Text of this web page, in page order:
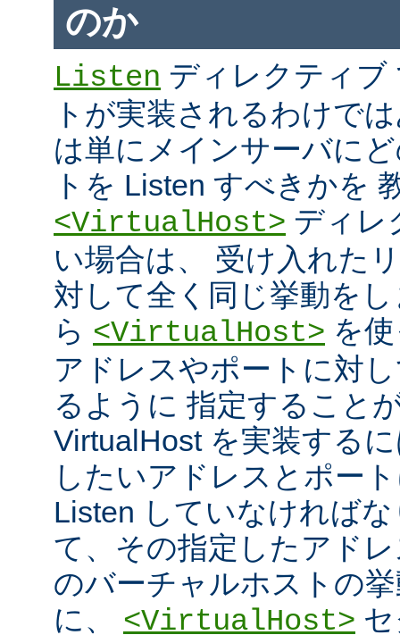
のか
Listen ディレクティブ
トが実装されるわけで
は単にメインサーバに
トを Listen すべきかを
<VirtualHost> ディレ
い場合は、 受け入れた
対して全く同じ挙動を
ら <VirtualHost> を
アドレスやポートに対
るように 指定すること
VirtualHost を実装する
したいアドレスとポー
Listen していなければ
て、その指定したアド
のバーチャルホストの
に、 <VirtualHost>